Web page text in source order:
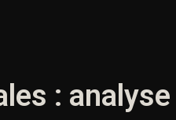
: analyse